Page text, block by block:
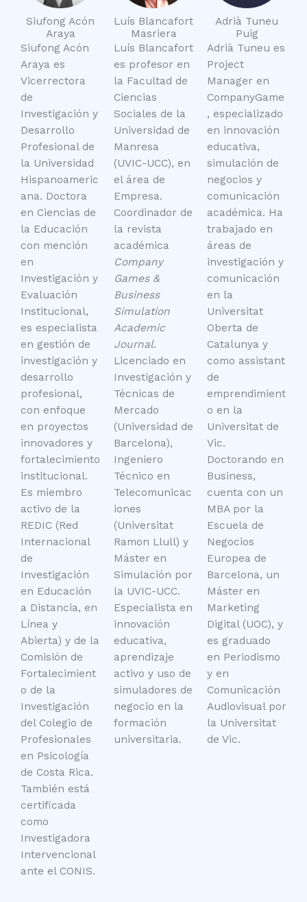
Siufong Acón
Araya
Siufong Acón
Araya es
Vicerrectora
de
Investigación y
Desarrollo
Profesional de
la Universidad
Hispanoameric
ana. Doctora
en Ciencias de
la Educación
con mención
en
Investigación y
Evaluación
Institucional,
es especialista
en gestión de
investigación y
desarrollo
profesional,
con enfoque
en proyectos
innovadores y
fortalecimiento
institucional.
Es miembro
activo de la
REDIC (Red
Internacional
de
Investigación
en Educación
a Distancia, en
Línea y
Abierta) y de la
Comisión de
Fortalecimient
o de la
Investigación
del Colegio de
Profesionales
en Psicología
de Costa Rica.
También está
certificada
como
Investigadora
Intervencional
ante el CONIS.
Luís Blancafort
Masriera
Luís Blancafort
es profesor en
la Facultad de
Ciencias
Sociales de la
Universidad de
Manresa
(UVIC-UCC), en
el área de
Empresa.
Coordinador de
la revista
académica
Company
Games&
Business
Simulation
Academic
Journal.
Licenciado en
Investigación y
Técnicas de
Mercado
(Universidad de
Barcelona),
Ingeniero
Técnico en
Telecomunicac
iones
(Universitat
Ramon Llull) y
Máster en
Simulación por
la UVIC-UCC.
Especialista en
innovación
educativa,
aprendizaje
activo y uso de
simuladores de
negocio en la
formación
universitaria.
Adrià Tuneu
Puig
Adrià Tuneu es
Project
Manager en
CompanyGame
, especializado
en innovación
educativa,
simulación de
negocios y
comunicación
académica. Ha
trabajado en
áreas de
investigación y
comunicación
en la
Universitat
Oberta de
Catalunya y
como assistant
de
emprendimient
o en la
Universitat de
Vic.
Doctorando en
Business,
cuenta con un
MBA por la
Escuela de
Negocios
Europea de
Barcelona, un
Máster en
Marketing
Digital (UOC), y
es graduado
en Periodismo
y en
Comunicación
Audiovisual por
la Universitat
de Vic.